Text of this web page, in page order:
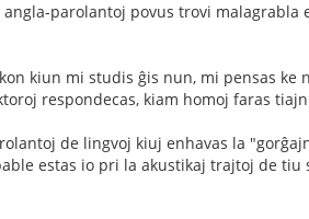
angla-parolantoj povus trovi
kiun mi studis ĝis nun, mi pensas
respondecas, kiam homoj faras
de lingvoj kiuj enhavas la
estas io pri la akustikaj trajtoj de